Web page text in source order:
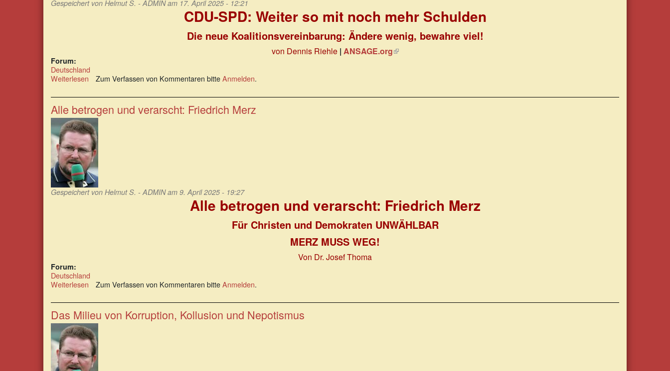
Gespeichert von Helmut S. - ADMINam 17. April 2025 - 12:21
CDU-SPD: Weiter so mit noch mehr Schulden
Die neue Koalitionsvereinbarung: Ändere wenig, bewahre viel!
von Dennis Riehle | ANSAGE.org(Link
Forum:
Deutschland
Weiterlesen über
SPD:
Weiter
so
mit
noch
mehr
Schulden
Zum Verfassen von Kommentaren bitteAnmelden.
Alle betrogen und verarscht: Friedrich Merz
Gespeichert von Helmut S. - ADMINam 9. April 2025 - 19:27
Alle betrogen und verarscht: Friedrich Merz
Für Christen und Demokraten UNWÄHLBAR
MERZ MUSS WEG!
Von Dr. Josef Thoma
Forum:
Deutschland
Weiterlesen über
betrogen
und
verarscht:
Friedrich
Merz
Zum Verfassen von Kommentaren bitteAnmelden.
Das Milieu von Korruption, Kollusion und Nepotismus